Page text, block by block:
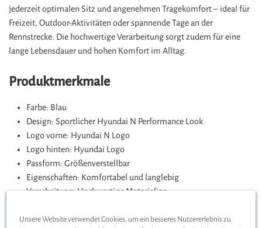
jederzeit optimalen Sitz und angenehmen Tragekomfort – ideal für
Freizeit, Outdoor-Aktivitäten oder spannende Tage an der
Rennstrecke. Die hochwertige Verarbeitung sorgt zudem für eine
lange Lebensdauer und hohen Komfort im Alltag.
Produktmerkmale
Farbe: Blau
Design: Sportlicher Hyundai N Performance Look
Logo vorne: Hyundai N Logo
Logo hinten: Hyundai Logo
Passform: Größenverstellbar
Eigenschaften: Komfortabel und langlebig
Verarbeitung: Hochwertige Materialien
Unsere Website verwendet Cookies, um ein besseres Nutzererlebnis zu